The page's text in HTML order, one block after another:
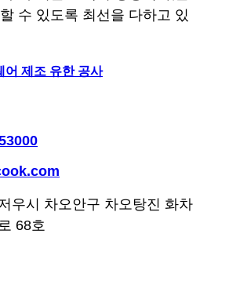
수 있도록 최선을 다하고 있
어 제조 유한 공사
우시 차오안구 차오탕진 화차
68호